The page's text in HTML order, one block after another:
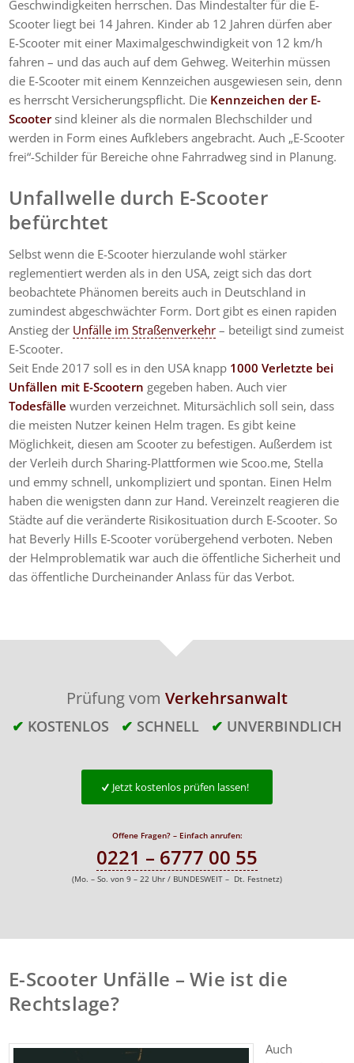
Geschwindigkeiten herrschen. Das Mindestalter für die E-
Scooter liegt bei 14 Jahren. Kinder ab 12 Jahren dürfen aber
E-Scooter mit einer Maximalgeschwindigkeit von 12 km/h
fahren – und das auch auf dem Gehweg. Weiterhin müssen
die E-Scooter mit einem Kennzeichen ausgewiesen sein, denn
es herrscht Versicherungspflicht. Die Kennzeichen der E-
Scootersind kleiner als die normalen Blechschilder und
werden in Form eines Aufklebers angebracht. Auch „E-Scooter
frei“-Schilder für Bereiche ohne Fahrradweg sind in Planung.
Unfallwelle durch E-Scooter
befürchtet
Selbst wenn die E-Scooter hierzulande wohl stärker
reglementiert werden als in den USA, zeigt sich das dort
beobachtete Phänomen bereits auch in Deutschland in
zumindest abgeschwächter Form. Dort gibt es einen rapiden
Anstieg der Unfälle im Straßenverkehr – beteiligt sind zumeist
E-Scooter.
Seit Ende 2017 soll es in den USA knapp 1000 Verletzte bei
Unfällen mit E-Scootern gegeben haben. Auch vier
Todesfälle wurden verzeichnet. Mitursächlich soll sein, dass
die meisten Nutzer keinen Helm tragen. Es gibt keine
Möglichkeit, diesen am Scooter zu befestigen. Außerdem ist
der Verleih durch Sharing-Plattformen wie Scoo.me, Stella
und emmy schnell, unkompliziert und spontan. Einen Helm
haben die wenigsten dann zur Hand. Vereinzelt reagieren die
Städte auf die veränderte Risikosituation durch E-Scooter. So
hat Beverly Hills E-Scooter vorübergehend verboten. Neben
der Helmproblematik war auch die öffentliche Sicherheit und
das öffentliche Durcheinander Anlass für das Verbot.
Prüfung vom Verkehrsanwalt
✔ KOSTENLOS ✔ SCHNELL ✔ UNVERBINDLICH
Jetzt kostenlos prüfen lassen!
Offene Fragen? – Einfach anrufen:
0221 – 6777 00 55
(Mo. – So. von 9 – 22 Uhr / BUNDESWEIT – Dt. Festnetz)
E-Scooter Unfälle – Wie ist die
Rechtslage?
Auch